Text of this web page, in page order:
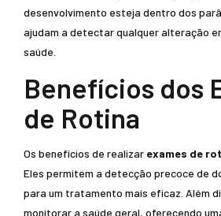
desenvolvimento esteja dentro dos
ajudam a detectar qualquer alteração
saúde.
Benefícios dos
de Rotina
Os benefícios de realizar exames de
Eles permitem a detecção precoce de
para um tratamento mais eficaz. Além
monitorar a saúde geral, oferecendo